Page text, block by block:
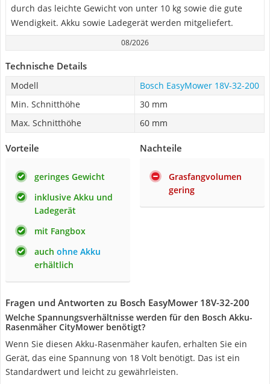
durch das leichte Gewicht von unter 10 kg sowie die gute
Wendigkeit. Akku sowie Ladegerät werden mitgeliefert.
08/2026
Technische Details
Modell
Bosch EasyMower 18V-32-200
Min. Schnitthöhe
30 mm
Max. Schnitthöhe
60 mm
Vorteile
geringes Gewicht
inklusive Akku und
Ladegerät
mit Fangbox
auch ohne Akku
erhältlich
Nachteile
Grasfangvolumen
gering
Fragen und Antworten zu Bosch EasyMower 18V-32-200
Welche Spannungsverhältnisse werden für den Bosch Akku-
Rasenmäher CityMower benötigt?
Wenn Sie diesen Akku-Rasenmäher kaufen, erhalten Sie ein
Gerät, das eine Spannung von 18 Volt benötigt. Das ist ein
Standardwert und leicht zu gewährleisten.